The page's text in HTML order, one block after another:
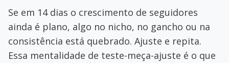
Se em 14 dias o crescimento de seguidores
ainda é plano, algo no nicho, no gancho ou na
consistência está quebrado. Ajuste e repita.
Essa mentalidade de teste-meça-ajuste é o que